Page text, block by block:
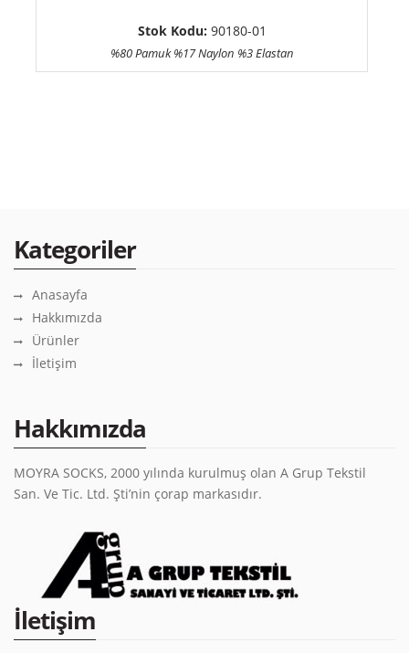
Stok Kodu: 90180-01
%80 Pamuk %17 Naylon %3 Elastan
Kategoriler
Anasayfa
Hakkımızda
Ürünler
İletişim
Hakkımızda
MOYRA SOCKS, 2000 yılında kurulmuş olan A Grup Tekstil
San. Ve Tic. Ltd. Şti’nin çorap markasıdır.
İletişim